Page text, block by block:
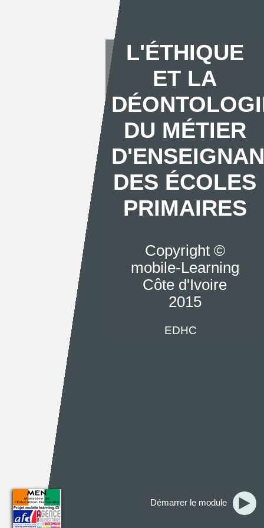
L'ÉTHIQUE
ET LA
DU MÉTIER
DES ÉCOLES
PRIMAIRES
Copyright ©
mobile-Learning
Côte d'Ivoire
2015
EDHC
Démarrer le module